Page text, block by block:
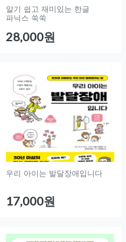
알기 쉽고 재미있는 한글
파닉스 쑥쑥
28,000원
우리 아이는 발달장애입니다
17,000원